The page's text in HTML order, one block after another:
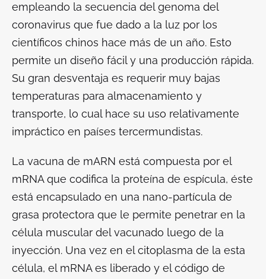
empleando la secuencia del genoma del
coronavirus que fue dado a la luz por los
científicos chinos hace más de un año. Esto
permite un diseño fácil y una producción rápida.
Su gran desventaja es requerir muy bajas
temperaturas para almacenamiento y
transporte, lo cual hace su uso relativamente
impráctico en países tercermundistas.
La vacuna de mARN está compuesta por el
mRNA que codifica la proteína de espícula, éste
está encapsulado en una nano-partícula de
grasa protectora que le permite penetrar en la
célula muscular del vacunado luego de la
inyección. Una vez en el citoplasma de la esta
célula, el mRNA es liberado y el código de